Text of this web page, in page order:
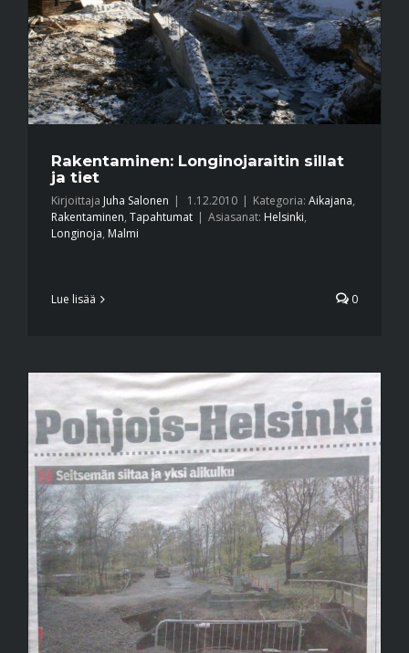
Rakentaminen: Longinojaraitin sillat
ja tiet
Kirjoittaja Juha Salonen | 1.12.2010 | Kategoria: Aikajana,
Rakentaminen, Tapahtumat | Asiasanat: Helsinki,
Longinoja, Malmi
Lue lisää 0